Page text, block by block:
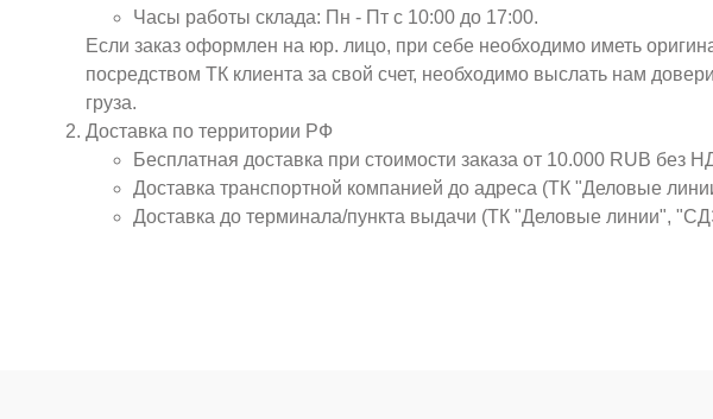
Часы работы склада: Пн - Пт с 10:00 до 17:00.
Если заказ оформлен на юр. лицо, при себе необходимо иметь
посредством ТК клиента за свой счет, необходимо выслать нам
груза.
Доставка по территории РФ
Бесплатная доставка при стоимости заказа от 10.000 RUB
Доставка транспортной компанией до адреса (ТК "Деловые
Доставка до терминала/пункта выдачи (ТК "Деловые линии",